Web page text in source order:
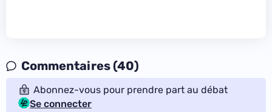
Commentaires (40)
Abonnez-vous pour prendre part au débat
Se connecter